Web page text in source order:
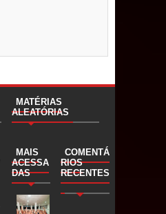
MATÉRIAS
ALEATÓRIAS
MAIS
ACESSA
DAS
COMENTÁ
RIOS
RECENTES